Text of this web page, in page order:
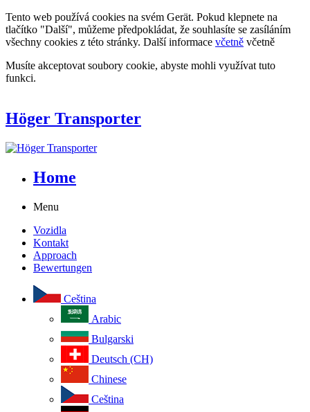
Tento web používá cookies na svém Gerät. Pokud klepnete na
tlačítko "Další", můžeme předpokládat, že souhlasíte se zasíláním
všechny cookies z této stránky. Další informace včetně včetně
Musíte akceptovat soubory cookie, abyste mohli využívat tuto
funkci.
Höger Transporter
Home
Menu
Vozidla
Kontakt
Approach
Bewertungen
Ceština
Arabic
Bulgarski
Deutsch (CH)
Chinese
Ceština